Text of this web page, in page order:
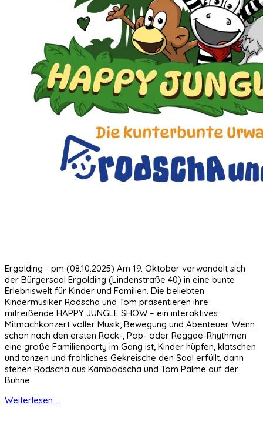
Ergolding - pm (08.10.2025) Am 19. Oktober verwandelt sich
der Bürgersaal Ergolding (Lindenstraße 40) in eine bunte
Erlebniswelt für Kinder und Familien. Die beliebten
Kindermusiker Rodscha und Tom präsentieren ihre
mitreißende HAPPY JUNGLE SHOW – ein interaktives
Mitmachkonzert voller Musik, Bewegung und Abenteuer. Wenn
schon nach den ersten Rock-, Pop- oder Reggae-Rhythmen
eine große Familienparty im Gang ist, Kinder hüpfen, klatschen
und tanzen und fröhliches Gekreische den Saal erfüllt, dann
stehen Rodscha aus Kambodscha und Tom Palme auf der
Bühne.
Weiterlesen ...